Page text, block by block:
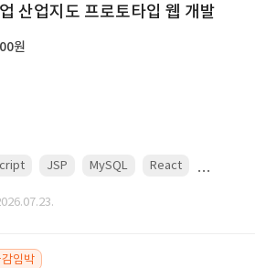
산업지도 프로토타입 웹 개발
원
JSP MySQL React
감임박